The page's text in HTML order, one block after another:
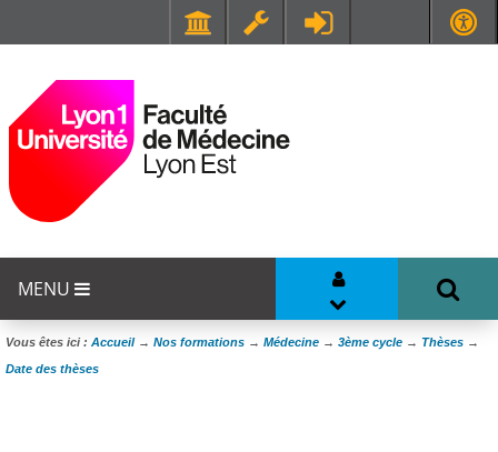
MENU
Vous êtes ici : Accueil→ Nos formations → Médecine → 3ème cycle → Thèses →
Date des thèses